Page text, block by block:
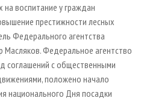
воспитание у граждан
престижности лесных
Федерального агентства
Масляков. Федеральное агентство
соглашений с общественными
положено начало
национального Дня посадки